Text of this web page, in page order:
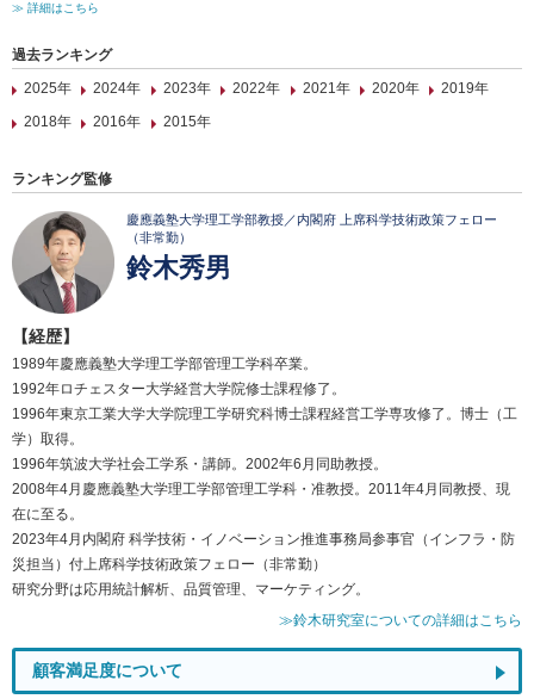
≫ 詳細はこちら
過去ランキング
2025年
2024年 2023年 2022年 2021年 2020年
2019年
2018年
2016年 2015年
ランキング監修
慶應義塾大学理工学部教授／内閣府 上席科学技術政策フェロー
（非常勤）
鈴木秀男
【経歴】
1989年慶應義塾大学理工学部管理工学科卒業。
1992年ロチェスター大学経営大学院修士課程修了。
1996年東京工業大学大学院理工学研究科博士課程経営工学専攻修了。博士（工
学）取得。
1996年筑波大学社会工学系・講師。2002年6月同助教授。
2008年4月慶應義塾大学理工学部管理工学科・准教授。2011年4月同教授、現
在に至る。
2023年4月内閣府 科学技術・イノベーション推進事務局参事官（インフラ・防
災担当）付上席科学技術政策フェロー（非常勤）
研究分野は応用統計解析、品質管理、マーケティング。
≫鈴木研究室についての詳細はこちら
顧客満足度について